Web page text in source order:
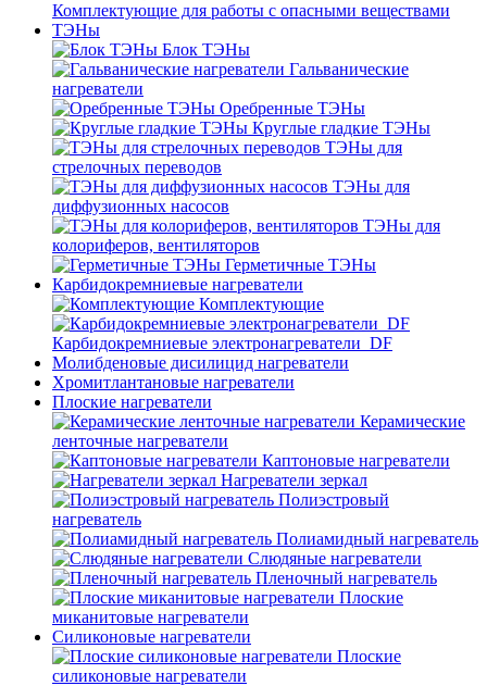
Комплектующие для работы с опасными веществами
ТЭНы
Блок ТЭНы
Гальванические
нагреватели
Оребренные ТЭНы
Круглые гладкие ТЭНы
ТЭНы для
стрелочных переводов
ТЭНы для
диффузионных насосов
ТЭНы для
колориферов, вентиляторов
Герметичные ТЭНы
Карбидокремниевые нагреватели
Комплектующие
Карбидокремниевые электронагреватели_DF
Молибденовые дисилицид нагреватели
Хромитлантановые нагреватели
Плоские нагреватели
Керамические
ленточные нагреватели
Каптоновые нагреватели
Нагреватели зеркал
Полиэстровый
нагреватель
Полиамидный нагреватель
Слюдяные нагреватели
Пленочный нагреватель
Плоские
миканитовые нагреватели
Силиконовые нагреватели
Плоские
силиконовые нагреватели